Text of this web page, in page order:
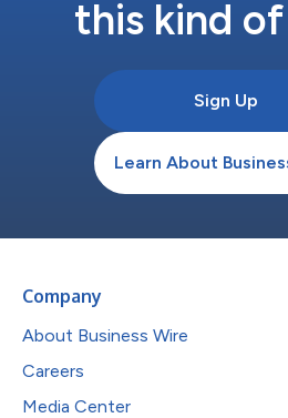
this kind
Sign Up
Learn About
Company
About Business Wire
Careers
Media Center